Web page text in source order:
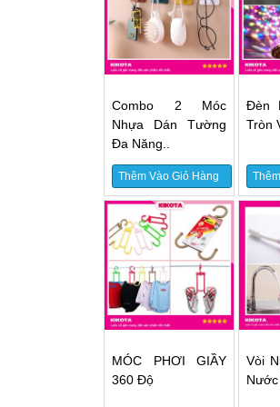
Combo 2 Móc
Nhựa Dán Tường
Đa Năng..
Thêm Vào Giỏ Hàng
Đèn
Tròn
MÓC PHƠI GIẦY
360 Độ
Vòi